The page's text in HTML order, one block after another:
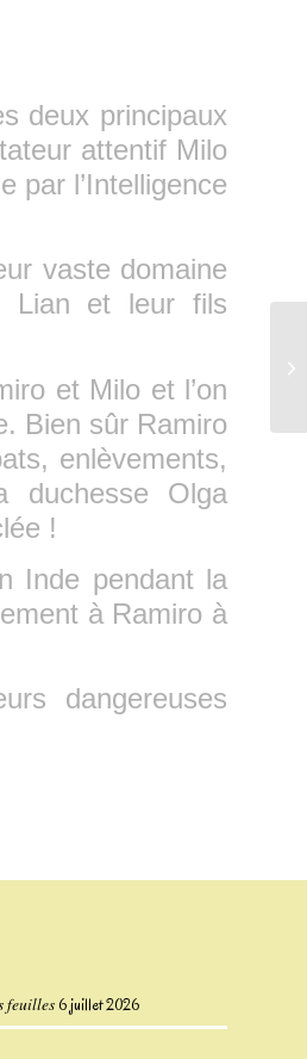
deux principaux
attentif Milo
par l’Intelligence
vaste domaine
Lian et leur fils
et Milo et l’on
Bien sûr Ramiro
enlèvements,
duchesse Olga
!
Inde pendant la
à Ramiro à
dangereuses
feuilles6 juillet 2026